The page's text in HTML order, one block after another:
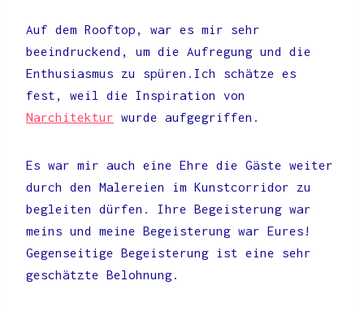
Auf dem Rooftop, war es mir sehr
beeindruckend, um die Aufregung und die
Enthusiasmus zu spüren.Ich schätze es
fest, weil die Inspiration von
Narchitektur wurde aufgegriffen.
Es war mir auch eine Ehre die Gäste weiter
durch den Malereien im Kunstcorridor zu
begleiten dürfen. Ihre Begeisterung war
meins und meine Begeisterung war Eures!
Gegenseitige Begeisterung ist eine sehr
geschätzte Belohnung.